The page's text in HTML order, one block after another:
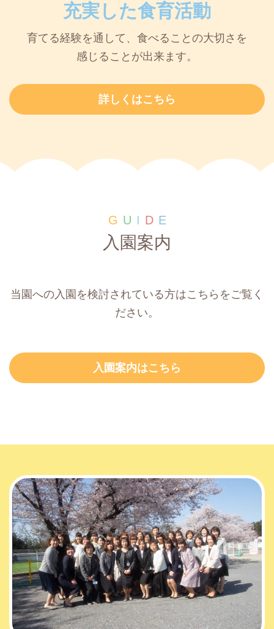
充実した食育活動
育てる経験を通して、食べることの大切さを
感じることが出来ます。
詳しくはこちら
G U I D E
入園案内
当園への入園を検討されている方はこちらをご覧く
ださい。
入園案内はこちら